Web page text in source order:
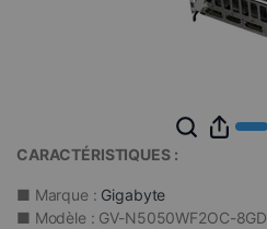
CARACTÉRISTIQUES :
■ Marque : Gigabyte
■ Modèle : GV-N5050WF2OC-8GD